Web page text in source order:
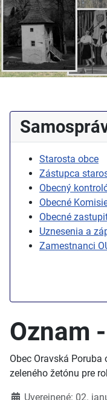
Starosta obce
Zástupca
Obecný
Obecné
Obecné
Uznesenia a
Zamestnanci
Oznam
Obec Oravská
zeleného žetónu pre
DetailyUverejnené: 02.